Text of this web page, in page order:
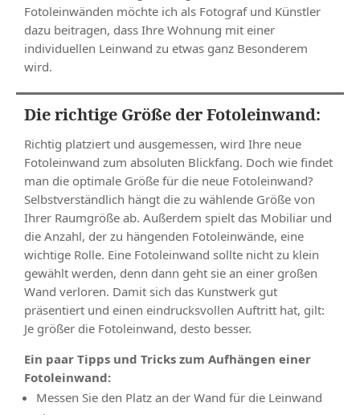
Fotoleinwänden möchte ich als Fotograf und Künstler
dazu beitragen, dass Ihre Wohnung mit einer
individuellen Leinwand zu etwas ganz Besonderem
wird.
Die richtige Größe der Fotoleinwand:
Richtig platziert und ausgemessen, wird Ihre neue
Fotoleinwand zum absoluten Blickfang. Doch wie findet
man die optimale Größe für die neue Fotoleinwand?
Selbstverständlich hängt die zu wählende Größe von
Ihrer Raumgröße ab. Außerdem spielt das Mobiliar und
die Anzahl, der zu hängenden Fotoleinwände, eine
wichtige Rolle. Eine Fotoleinwand sollte nicht zu klein
gewählt werden, denn dann geht sie an einer großen
Wand verloren. Damit sich das Kunstwerk gut
präsentiert und einen eindrucksvollen Auftritt hat, gilt:
Je größer die Fotoleinwand, desto besser.
Ein paar Tipps und Tricks zum Aufhängen einer
Fotoleinwand:
Messen Sie den Platz an der Wand für die Leinwand